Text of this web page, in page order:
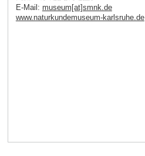
E-Mail: museum[at]smnk.de
www.naturkundemuseum-karlsruhe.de